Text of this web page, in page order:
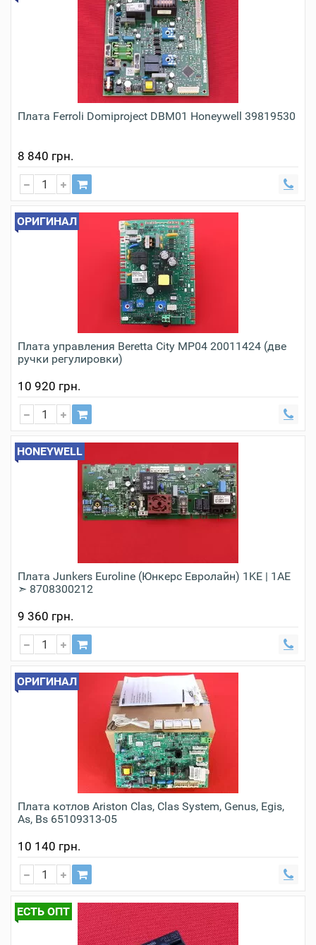
Плата Ferroli Domiproject DBM01 Honeywell 39819530
8 840 грн.
ОРИГИНАЛ
Плата управления Beretta City МР04 20011424 (две
ручки регулировки)
10 920 грн.
HONEYWELL
Плата Junkers Euroline (Юнкерс Евролайн) 1KE | 1AE
➣ 8708300212
9 360 грн.
ОРИГИНАЛ
Плата котлов Ariston Clas, Clas System, Genus, Egis,
As, Bs 65109313-05
10 140 грн.
ЕСТЬ ОПТ